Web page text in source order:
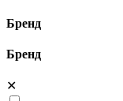
Бренд
Бренд
✕